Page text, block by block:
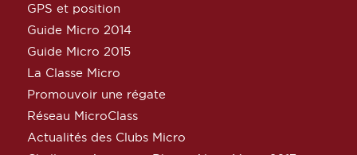
GPS et position
Guide Micro 2014
Guide Micro 2015
La Classe Micro
Promouvoir une régate
Réseau MicroClass
Actualités des Clubs Micro